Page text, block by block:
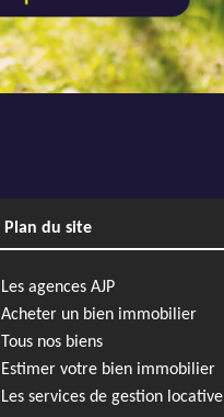
Plan du site
Les agences AJP
Acheter un bien immobilier
Tous nos biens
Estimer votre bien immobilier
Les services de gestion locative